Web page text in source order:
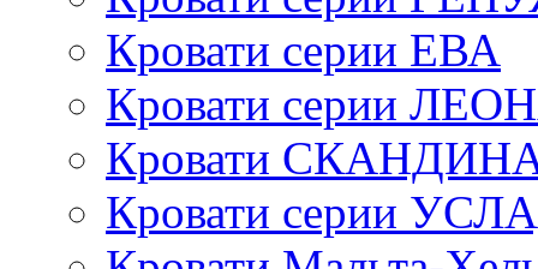
Кровати серии ЕВА
Кровати серии
Кровати
Кровати серии